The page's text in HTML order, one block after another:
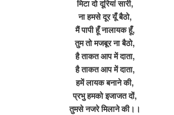
मिटा दो दूरियां सारी,
ना हमसे दूर यूँ बैठो,
मैं पापी हूँ नालायक हूँ,
तुम तो मजबूर ना बैठो,
है ताकत आप में दाता,
है ताकत आप में दाता,
हमें लायक बनाने की,
प्रभु हमको इजाजत दों,
तुमसे नजरे मिलाने की।।